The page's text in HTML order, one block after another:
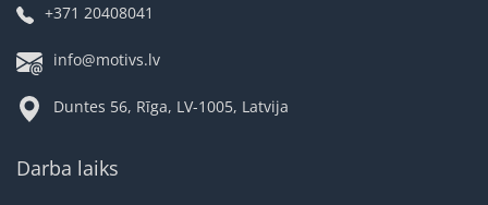
+371 20408041
info@motivs.lv
Duntes 56, Rīga, LV-1005, Latvija
Darba laiks